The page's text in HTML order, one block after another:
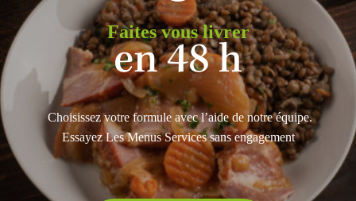
Faites vous livrer
en 48 h
Choisissez votre formule avec l’aide de notre équipe.
Essayez Les Menus Services sans engagement